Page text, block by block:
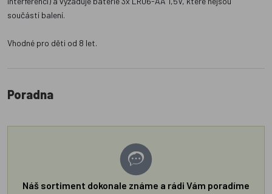
součástí balení.
Vhodné pro děti od 8 let.
Poradna
Náš sortiment dokonale známe a rádi Vám poradíme